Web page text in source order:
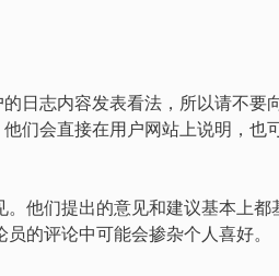
日志内容发表看法，所以请不要
们会直接在用户网站上说明，也
。他们提出的意见和建议基本上都
的评论中可能会掺杂个人喜好。